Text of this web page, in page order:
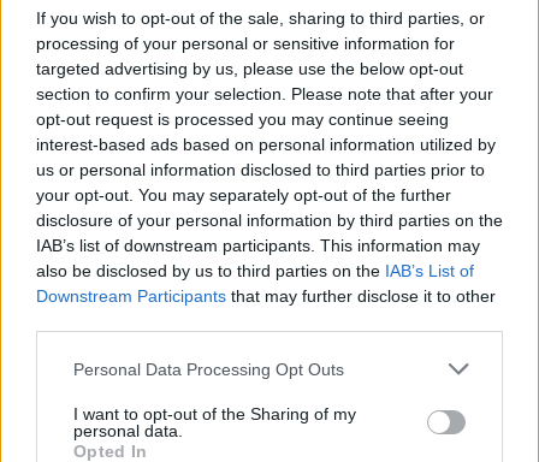
If you wish to opt-out of the sale, sharing to third parties, or
processing of your personal or sensitive information for
targeted advertising by us, please use the below opt-out
section to confirm your selection. Please note that after your
opt-out request is processed you may continue seeing
interest-based ads based on personal information utilized by
us or personal information disclosed to third parties prior to
your opt-out. You may separately opt-out of the further
disclosure of your personal information by third parties on the
IAB’s list of downstream participants. This information may
also be disclosed by us to third parties on the IAB’s List of
Downstream Participants that may further disclose it to other
Personal Data Processing Opt Outs
I want to opt-out of the Sharing of my
personal data.
Opted In
Vynikajúce! chutí fantasticky
Related News
Super novinky na čítanie z
grady za Apríl
Romana 2 roky ago 0